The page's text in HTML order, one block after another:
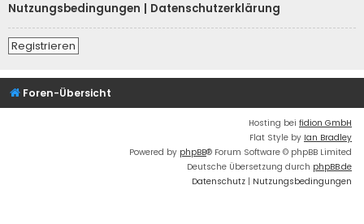
Nutzungsbedingungen
Datenschutzerklärung
Registrieren
Foren-Übersicht
Hosting bei fidion GmbH
Flat Style by Ian Bradley
Powered by phpBB® Forum Software © phpBB Limited
Deutsche Übersetzung durch phpBB.de
Datenschutz | Nutzungsbedingungen